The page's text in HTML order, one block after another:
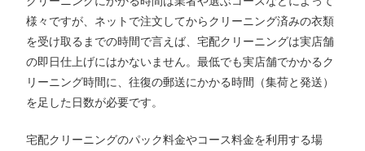
様々ですが、ネットで注文してからクリーニング済みの衣類
を受け取るまでの時間で言えば、宅配クリーニングは実店舗
の即日仕上げにはかないません。最低でも実店舗でかかるク
リーニング時間に、往復の郵送にかかる時間（集荷と発送）
を足した日数が必要です。
宅配クリーニングのパック料金やコース料金を利用する場